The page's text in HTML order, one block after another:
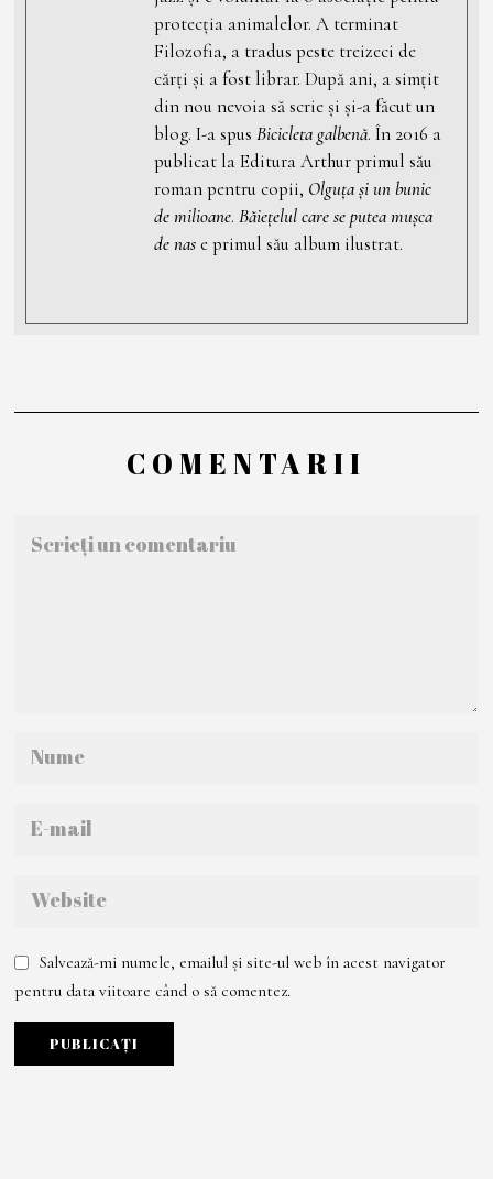
protecţia animalelor. A terminat
Filozofia, a tradus peste treizeci de
cărţi și a fost librar. După ani, a simţit
din nou nevoia să scrie și și-a făcut un
blog. I-a spus Bicicleta galbenă. În 2016 a
publicat la Editura Arthur primul său
roman pentru copii, Olguţa și un bunic
de milioane. Băiețelul care se putea mușca
de nase primul său album ilustrat.
COMENTARII
Salvează-mi numele, emailul și site-ul web în acest navigator
pentru data viitoare când o să comentez.